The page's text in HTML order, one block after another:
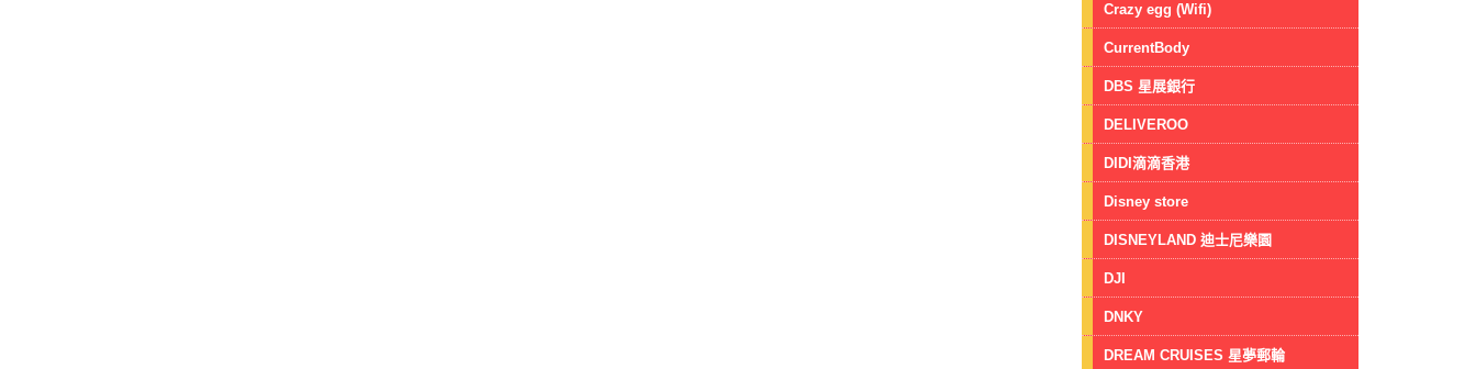
Crazy egg (Wifi)
CurrentBody
DBS 星展銀行
DELIVEROO
DIDI滴滴香港
Disney store
DISNEYLAND 迪士尼樂園
DJI
DNKY
DREAM CRUISES 星夢郵輪